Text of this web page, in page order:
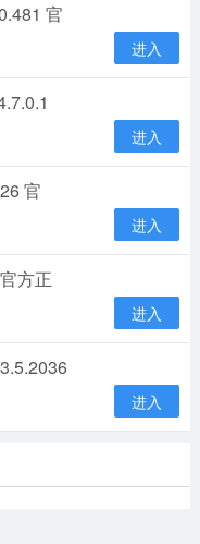
官
进入
进入
官
进入
方正
进入
进入